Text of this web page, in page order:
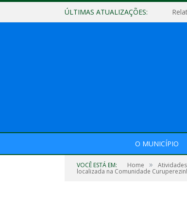
ÚLTIMAS ATUALIZAÇÕES:
O MUNICÍPIO
VOCÊ ESTÁ EM: Home »
localizada na Comunidade